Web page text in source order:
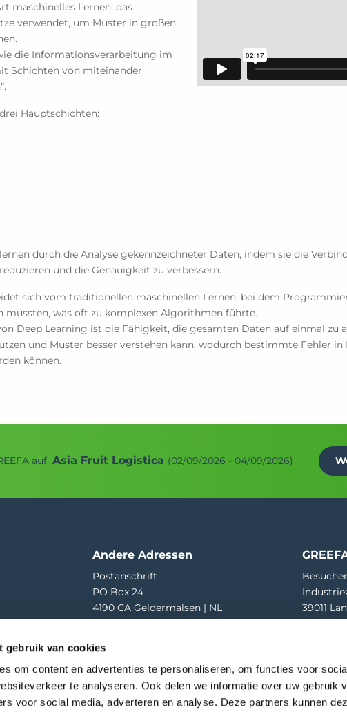
gebruik van cookies
om content en advertenties te personaliseren, om functies voor
te analyseren. Ook delen we informatie over uw gebruik
voor social media, adverteren en analyse. Deze partners kunnen
maschinelles Lernen, das
verwendet, um Muster in großen
die Informationsverarbeitung im
Schichten von miteinander
Hauptschichten:
durch die Analyse gekennzeichneter Daten, indem sie die
und die Genauigkeit zu verbessern.
sich vom traditionellen maschinellen Lernen, bei dem
mussten, was oft zu komplexen Algorithmen führte.
Deep Learning ist die Fähigkeit, die gesamten Daten auf einmal zu
und Muster besser verstehen kann, wodurch bestimmte Fehler
können.
auf: Asia Fruit Logistica (02/09/2026 - 04/09/2026)
Andere Adressen
Postanschrift
PO Box 24
4190 CA Geldermalsen | NL
Hooglandscheweg 19
4196 JK Tricht | NL
39011